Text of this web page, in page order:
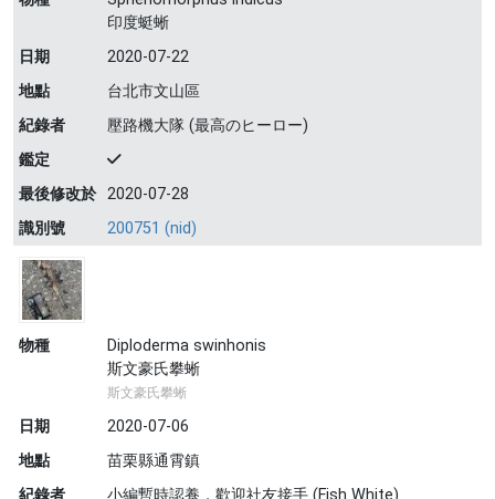
印度蜓蜥
日期
2020-07-22
地點
台北市文山區
紀錄者
壓路機大隊 (最高のヒーロー)
鑑定
最後修改於 2020-07-28
識別號
200751 (nid)
物種
Diploderma swinhonis
斯文豪氏攀蜥
斯文豪氏攀蜥
日期
2020-07-06
地點
苗栗縣通霄鎮
紀錄者
小編暫時認養，歡迎社友接手 (Fish White)